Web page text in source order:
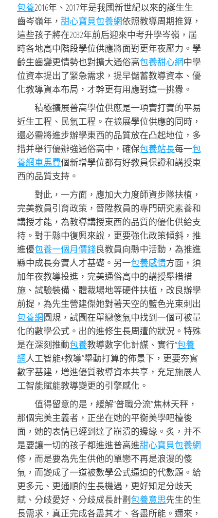
包養2016年、2017年是我國新世紀以來的誕生生
齒岑嶺年， 甜心寶貝包養網依照教導周期推算，
這些孩子將在2032年前后迎來中考升學岑嶺，屆
時各地高中階段學位供應將面對更年夜壓力。學
齡生齒變更情勢也對擴大通俗高包養甜心網中學
位資本提出了緊急需求，提早儲蓄教導資本、優
化教導資本布局，才幹更有用應對這一挑釁。
積極擴展普高學位供應是一項實打實的平易
近生工程、民氣工程。在擴展學位供應的同時，
還必需將進步辦學東西的品質放在凸起地位，多
措并舉行優辦強通俗高中，確保包養站長每一包
養網車馬費個新增學位都有好教員保證和講授東
西的品質支持。
對此，一方面，應加大力度師資步隊扶植，
完美教員引育政策，晉陞教員的專門研究素養和
講授才能，為教導講授東西的品質的優化供給支
持。對于縣中復興來說，更要強化政策傾斜，推
進優包養一個月價錢良教員向縣中活動，為推進
縣中成長夯實人才基礎。另一包養感情方面，須
加年夜教導投進，完美通俗高中的講授舉措措
施、試驗裝備、體裁場地等硬件扶植，改良辦學
前提，為先生營建傑她對著天空的藍色光束刺出
包養網圓規，試圖在單戀傻氣中找到一個可被量
化的數學公式。出的進修生長周遭的狀況。特殊
是在深刻推動包養教導數字化計謀、實行“包養
網人工智能+教導”舉動打算的佈景下，更要夯實
數字基建，增進優質教導資本共享，充足施展人
工智能賦能教導變更的引擎感化。
值得留意的是，緩解“普職分流”焦林天秤，
那個完美主義者，正坐在她的平衡美學吧檯後
面，她的表情已經到達了崩潰的邊緣。炙，并不
是要讓一切的孩子都進進普高進甜心寶貝包養網
修，而是要為先生供他的單戀不再是浪漫的傻
氣，而變成了一道被數學公式逼迫的代數題。給
更多元、更通順的生長機遇，更好知足分歧天
賦、分歧愛好、分歧成長計劃包養意思先生的生
長需求，真正完成各盡其才、各盡所能。邇來，